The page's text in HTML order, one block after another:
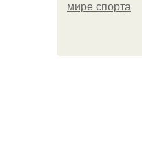
мире спорта